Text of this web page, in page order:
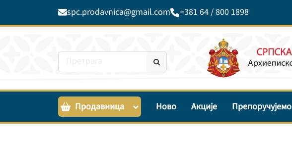
spc.prodavnica@gmail.com +381 64 / 800 1898
Продавница Ново Акције Препоручујемо